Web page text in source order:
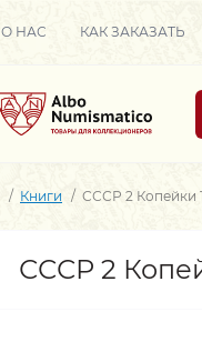
О НАС КАК ЗАКАЗАТЬ
Книги СССР 2 Копейки
СССР 2